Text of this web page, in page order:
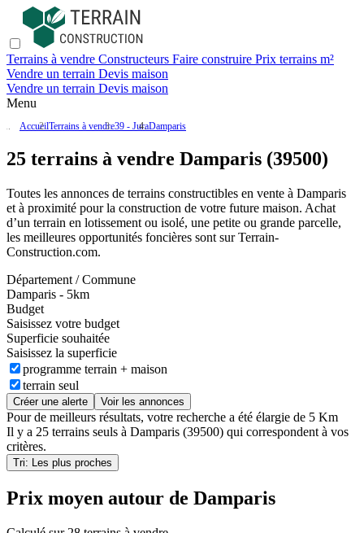
Terrains à vendre Constructeurs Faire construire Prix terrains m²
Vendre un terrain Devis maison
Vendre un terrain Devis maison
Menu
AccueilTerrains à vendre39 - JuraDamparis
25 terrains à vendre Damparis (39500)
Toutes les annonces de terrains constructibles en vente à Damparis
et à proximité pour la construction de votre future maison. Achat
d’un terrain en lotissement ou isolé, une petite ou grande parcelle,
les meilleures opportunités foncières sont surTerrain-
Construction.com.
Département / Commune
Damparis - 5km
Budget
Saisissez votre budget
Superficie souhaitée
Saisissez la superficie
programme terrain + maison
terrain seul
Créer une alerte Voir les annonces
Pour de meilleurs résultats, votre recherche a été élargie de 5 Km
Il y a 25 terrains seuls à Damparis (39500) qui correspondent à vos
critères.
Tri: Les plus proches
Prix moyen autour de Damparis